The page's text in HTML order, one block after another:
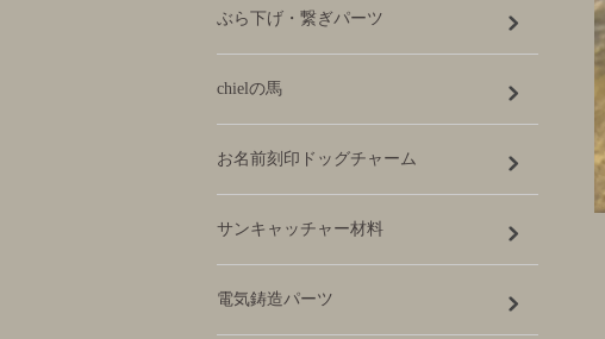
ぶら下げ・繋ぎパーツ
chielの馬
お名前刻印ドッグチャーム
サンキャッチャー材料
電気鋳造パーツ